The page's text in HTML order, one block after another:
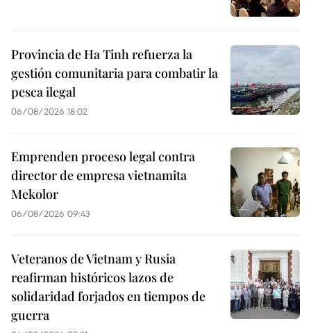
Provincia de Ha Tinh refuerza la
gestión comunitaria para combatir la
pesca ilegal
06/08/2026 18:02
Emprenden proceso legal contra
director de empresa vietnamita
Mekolor
06/08/2026 09:43
Veteranos de Vietnam y Rusia
reafirman históricos lazos de
solidaridad forjados en tiempos de
guerra